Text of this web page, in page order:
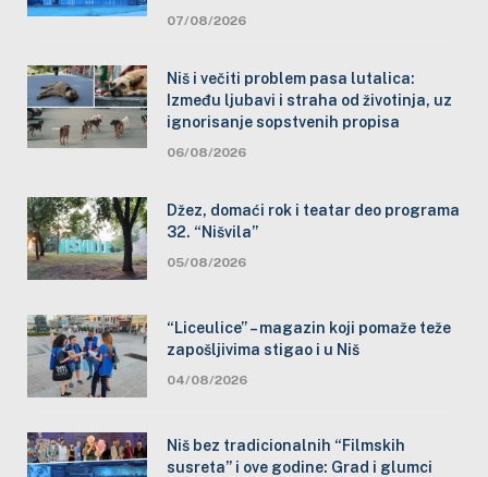
07/08/2026
Niš i večiti problem pasa lutalica:
Između ljubavi i straha od životinja, uz
ignorisanje sopstvenih propisa
06/08/2026
Džez, domaći rok i teatar deo programa
32. “Nišvila”
05/08/2026
“Liceulice” – magazin koji pomaže teže
zapošljivima stigao i u Niš
04/08/2026
Niš bez tradicionalnih “Filmskih
susreta” i ove godine: Grad i glumci